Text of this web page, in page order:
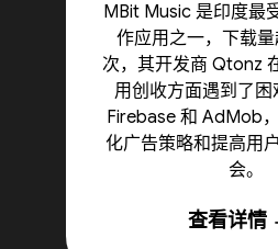
MBit Music 是印度最
作应用之一，下载
次，其开发商 Qtonz
用创收方面遇到了困
Firebase 和 AdMob
化广告策略和提高用
会。
查看详情